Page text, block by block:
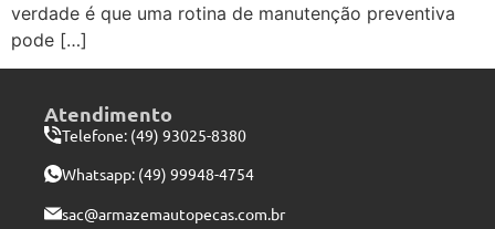
verdade é que uma rotina de manutenção preventiva
pode […]
Atendimento
Telefone: (49) 93025-8380
Whatsapp: (49) 99948-4754
sac@armazemautopecas.com.br